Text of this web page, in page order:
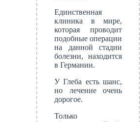
Единственная
клиника в мире,
которая проводит
подобные операции
на данной стадии
болезни, находится
в Германии.
У Глеба есть шанс,
но лечение очень
дорогое.
Только